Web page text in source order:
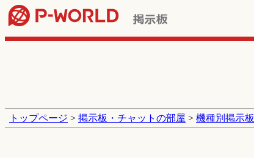
トップページ > 掲示板・チャットの部屋 > 機種別掲示板